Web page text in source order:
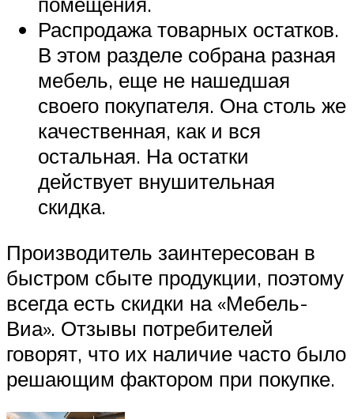
Распродажа товарных остатков.
В этом разделе собрана разная
мебель, еще не нашедшая
своего покупателя. Она столь же
качественная, как и вся
остальная. На остатки
действует внушительная
скидка.
Производитель заинтересован в
быстром сбыте продукции, поэтому
всегда есть скидки на «Мебель-
Виа». Отзывы потребителей
говорят, что их наличие часто было
решающим фактором при покупке.